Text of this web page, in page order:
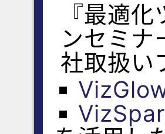
『最適
ンセミ
社取扱い